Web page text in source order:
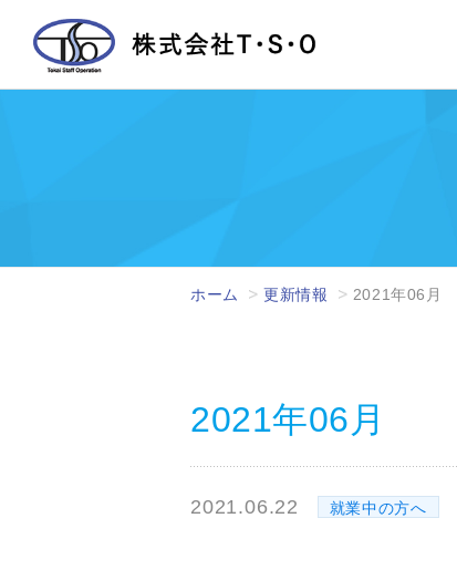
ホーム 更新情報 2021年06月
2021年06月
2021.06.22 就業中の方へ